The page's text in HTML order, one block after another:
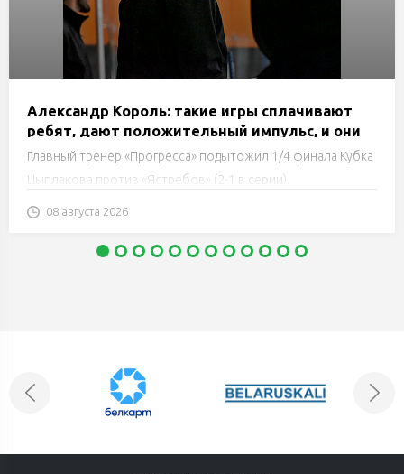
Александр Король: такие игры сплачивают
ребят, дают положительный импульс, и они
бьются друг за друга до конца
Главный тренер «Прогресса» подытожил 1/4 финала Кубка
Цыплакова против «Ястребов» (2-1 в серии).
08 августа 2026